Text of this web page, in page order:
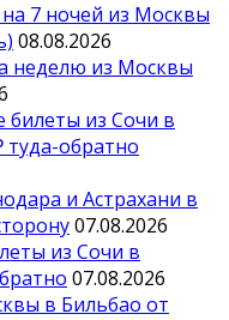
7 ночей из Москвы
08.08.2026
неделю из Москвы
из Сочи в
обратно
и Астрахани в
07.08.2026
из Сочи в
07.08.2026
в Бильбао от